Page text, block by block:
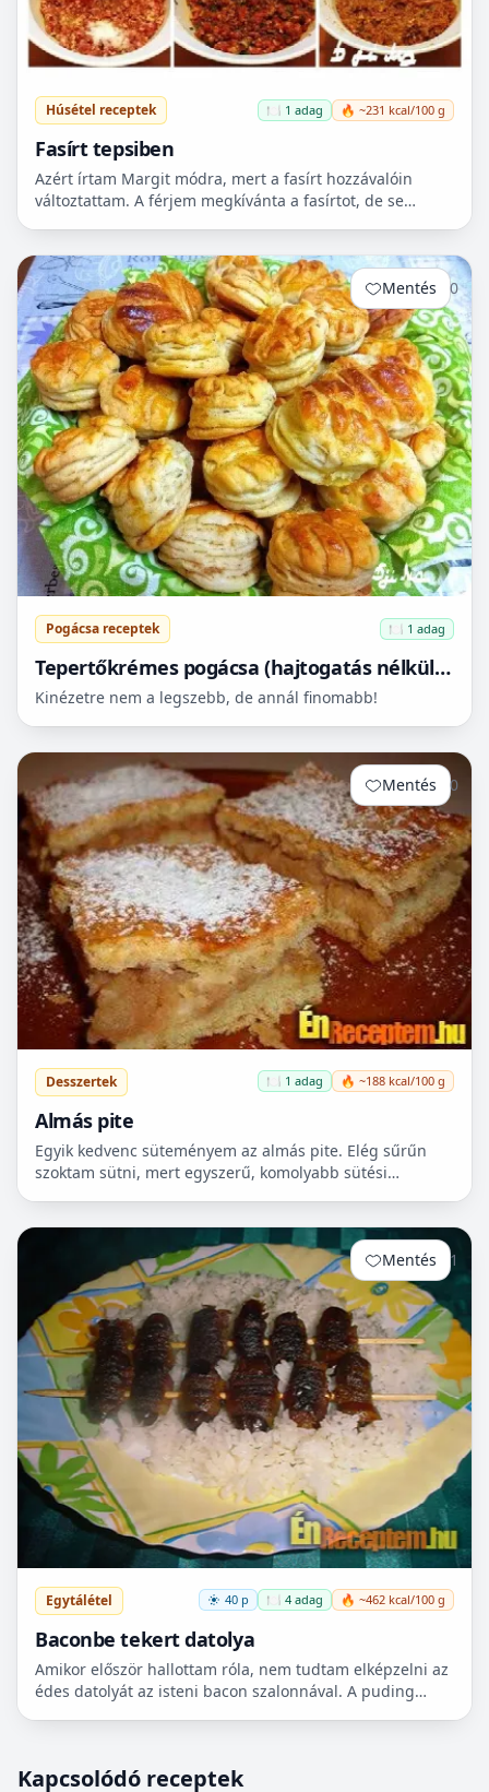
Húsétel receptek 🍽️ 1 adag 🔥 ~231 kcal/100 g
Fasírt tepsiben
Azért írtam Margit módra, mert a fasírt hozzávalóin
változtattam. A férjem megkívánta a fasírtot, de se
Mentés 0
Pogácsa receptek 🍽️ 1 adag
Tepertőkrémes pogácsa (hajtogatás nélkül is
leveles)
Kinézetre nem a legszebb, de annál finomabb!
Mentés 0
Desszertek 🍽️ 1 adag 🔥 ~188 kcal/100 g
Almás pite
Egyik kedvenc süteményem az almás pite. Elég sűrűn
szoktam sütni, mert egyszerű, komolyabb sütési
Mentés 1
Egytálétel 40 p 🍽️ 4 adag 🔥 ~462 kcal/100 g
Baconbe tekert datolya
Amikor először hallottam róla, nem tudtam elképzelni az
édes datolyát az isteni bacon szalonnával. A puding
Kapcsolódó receptek